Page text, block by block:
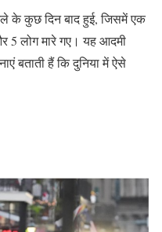
के कुछ दिन बाद हुई, जिसमें एक
5 लोग मारे गए। यह आदमी
बताती हैं कि दुनिया में ऐसे